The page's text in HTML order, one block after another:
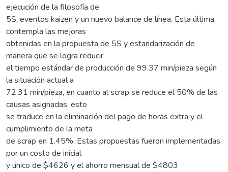
ejecución de la filosofía de
5S, eventos kaizen y un nuevo balance de línea. Esta última,
contempla las mejoras
obtenidas en la propuesta de 5S y estandarización de
manera que se logra reducir
el tiempo estándar de producción de 99.37 min/pieza según
la situación actual a
72.31 min/pieza, en cuanto al scrap se reduce el 50% de las
causas asignadas, esto
se traduce en la eliminación del pago de horas extra y el
cumplimiento de la meta
de scrap en 1.45%. Estas propuestas fueron implementadas
por un costo de inicial
y único de $4626 y el ahorro mensual de $4803